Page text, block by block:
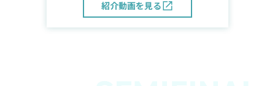
紹介動画を見る